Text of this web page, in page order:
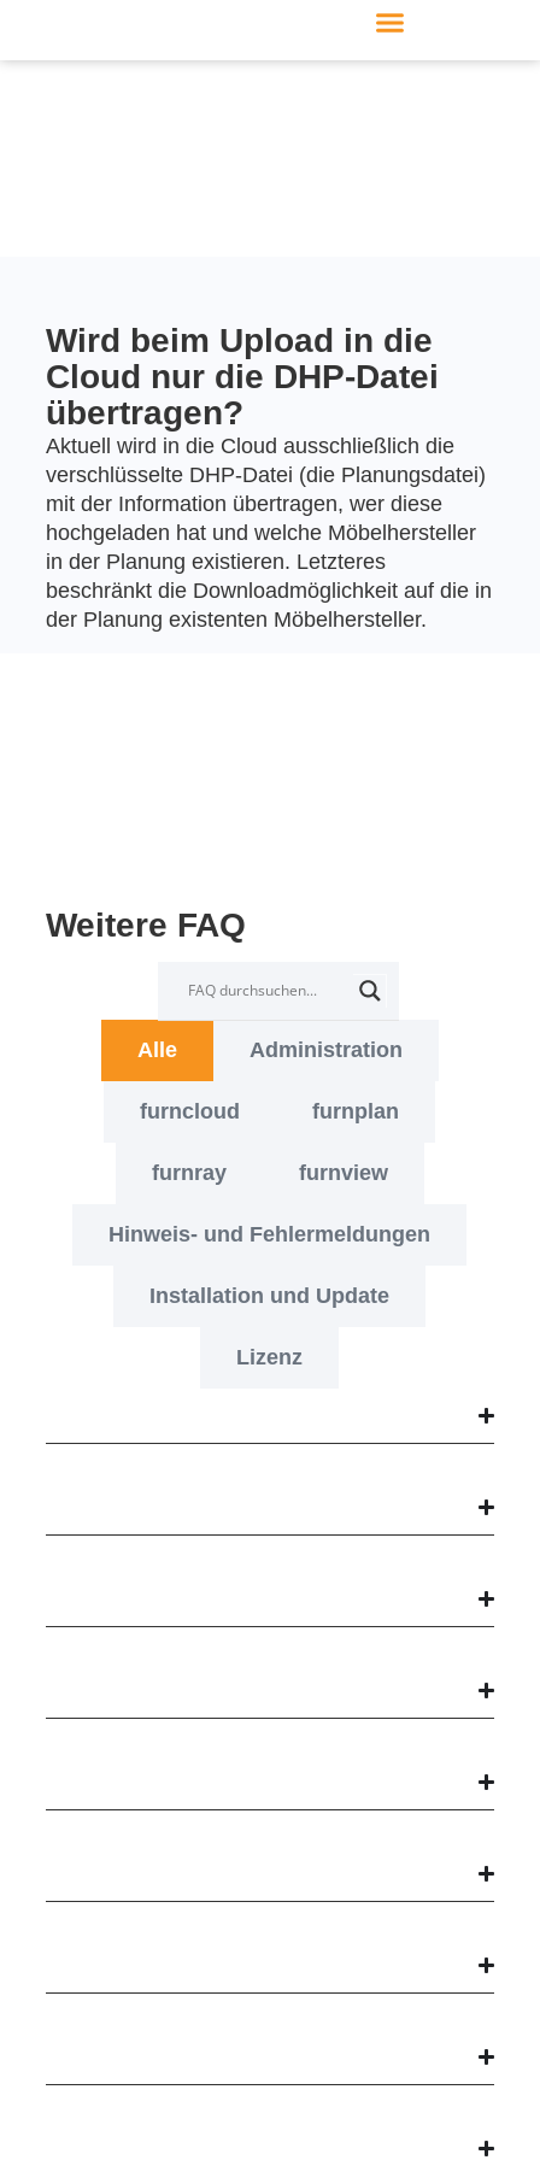
Wird beim Upload in die
Cloud nur die DHP-Datei
übertragen?
Aktuell wird in die Cloud ausschließlich die
verschlüsselte DHP-Datei (die Planungsdatei)
mit der Information übertragen, wer diese
hochgeladen hat und welche Möbelhersteller
in der Planung existieren. Letzteres
beschränkt die Downloadmöglichkeit auf die in
der Planung existenten Möbelhersteller.
Weitere FAQ
Administration
furncloud furnplan
furnray furnview
Hinweis- und Fehlermeldungen
Installation und Update
Lizenz
Alle